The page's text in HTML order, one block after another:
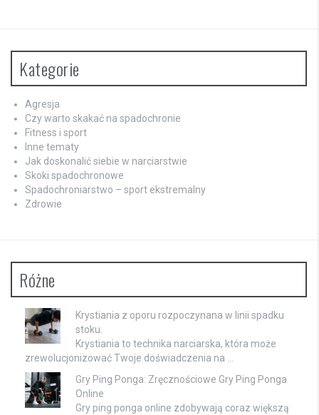
Kategorie
Agresja
Czy warto skakać na spadochronie
Fitness i sport
Inne tematy
Jak doskonalić siebie w narciarstwie
Skoki spadochronowe
Spadochroniarstwo – sport ekstremalny
Zdrowie
Różne
Krystiania z oporu rozpoczynana w linii spadku
stoku.
Krystiania to technika narciarska, która może
zrewolucjonizować Twoje doświadczenia na …
Gry Ping Ponga: Zręcznościowe Gry Ping Ponga
Online
Gry ping ponga online zdobywają coraz większą